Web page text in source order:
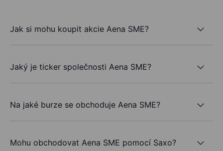
Jak si mohu koupit akcie Aena SME?
Jaký je ticker společnosti Aena SME?
Na jaké burze se obchoduje Aena SME?
Mohu obchodovat Aena SME pomocí Saxo?